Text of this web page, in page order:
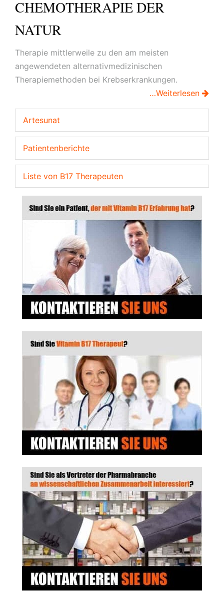
CHEMOTHERAPIE DER
NATUR
Therapie mittlerweile zu den am meisten
angewendeten alternativmedizinischen
Therapiemethoden bei Krebserkrankungen.
…Weiterlesen
Artesunat
Patientenberichte
Liste von B17 Therapeuten